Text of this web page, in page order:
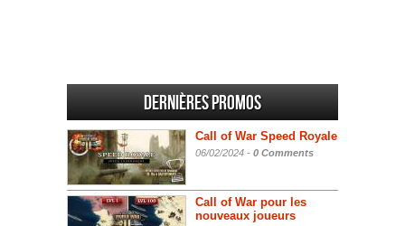
Dernières promos
Call of War Speed Royale
06/02/2024 - 0 Comments
Call of War pour les
nouveaux joueurs